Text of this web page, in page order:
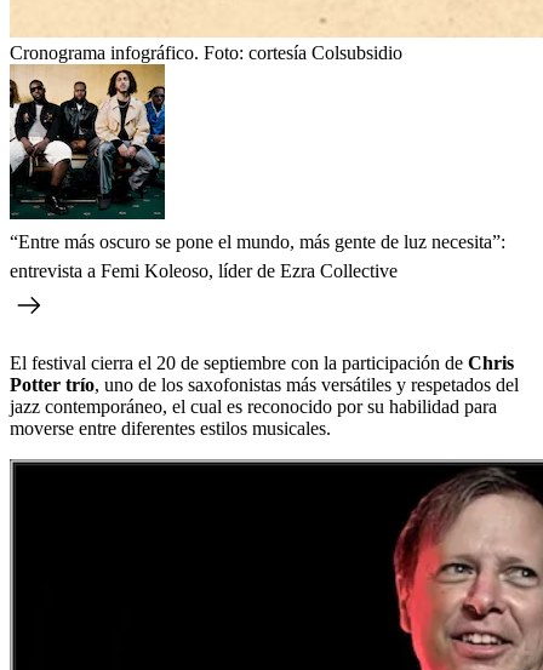
Cronograma infográfico. Foto: cortesía Colsubsidio
“Entre más oscuro se pone el mundo, más gente de luz necesita”:
entrevista a Femi Koleoso, líder de Ezra Collective
El festival cierra el 20 de septiembre con la participación de Chris
Potter trío, uno de los saxofonistas más versátiles y respetados del
jazz contemporáneo, el cual es reconocido por su habilidad para
moverse entre diferentes estilos musicales.